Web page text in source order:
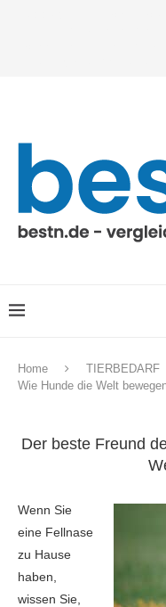
Home TIERBEDARF
Wie Hunde die Welt
Der beste Freund
Wenn Sie
eine Fellnase
zu Hause
haben,
wissen Sie,